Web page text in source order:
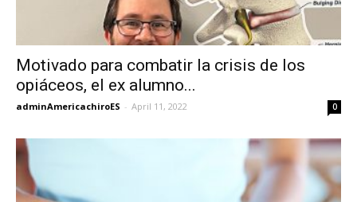
Motivado para combatir la crisis de los
opiáceos, el ex alumno...
adminAmericachiroES - April 11, 2022 0